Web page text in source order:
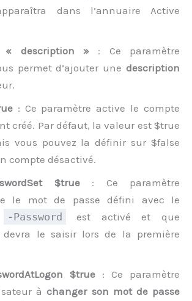
dans l’annuaire Active
« description » : Ce paramètre
permet d’ajouter une description
: Ce paramètre active le compte
créé. Par défaut, la valeur est $true
vous pouvez la définir sur $false
compte désactivé.
$true: Ce paramètre
le mot de passe défini avec le
-Password
est activé et que
devra le saisir lors de la première
$true : Ce paramètre
àchanger son mot de passe